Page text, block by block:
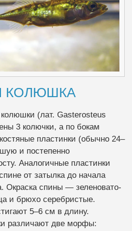
КОЛЮШКА
(лат. Gasterosteus
3 колючки, а по бокам
пластинки (обычно 24–
и постепенно
Аналогичные пластинки
от затылка до начала
Окраска спины — зеленовато-
и брюхо серебристые.
5–6 см в длину.
различают две морфы: